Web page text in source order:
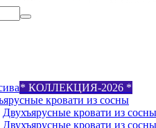
* КОЛЛЕКЦИЯ-2026 *
кровати из сосны
Двухъярусные кровати из
Двухъярусные кровати из